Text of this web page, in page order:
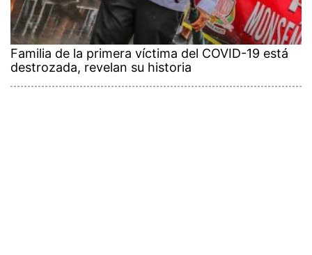
Familia de la primera víctima del COVID-19 está
destrozada, revelan su historia